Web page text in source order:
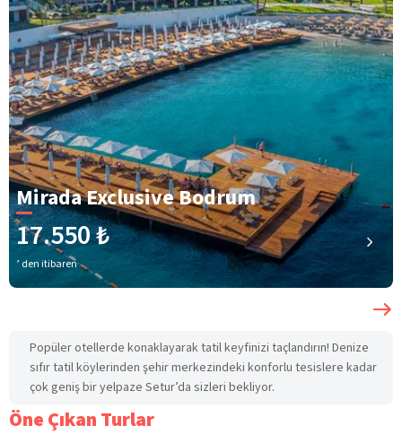
Mirada Exclusive Bodrum
17.550 ₺
’ den itibaren
Popüler otellerde konaklayarak tatil keyfinizi taçlandırın! Denize
sıfır tatil köylerinden şehir merkezindeki konforlu tesislere kadar
çok geniş bir yelpaze Setur’da sizleri bekliyor.
Öne Çıkan Turlar